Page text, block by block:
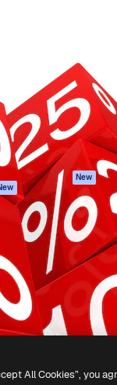
Documentação
Atendimento
Termos e
condições
Política de
privacidade
Originais
New
Política de
Central de
confiabilidade
Afiliados
Empresas
.
All Cookies”, you